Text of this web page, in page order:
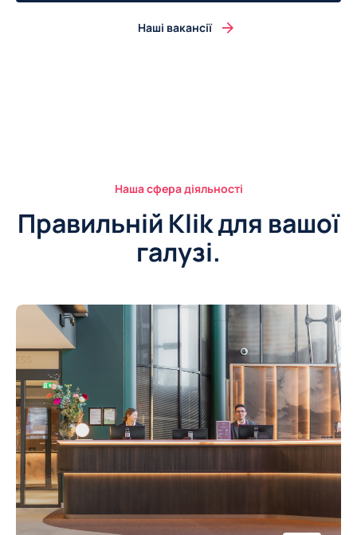
Наші вакансії
Наша сфера діяльності
Правильній Klik для вашої
галузі.